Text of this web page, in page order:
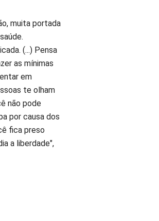
muita portada
(...) Pensa
as mínimas
em
te olham
não pode
por causa dos
fica preso
a liberdade",